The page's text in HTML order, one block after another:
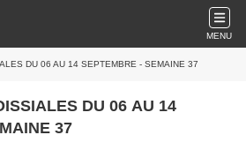
MENU
DU 06 AU 14 SEPTEMBRE - SEMAINE 37
DU 06 AU 14
37